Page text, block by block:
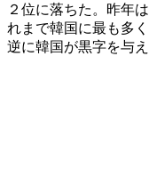
２位に落ちた。昨年
れまで韓国に最も多
逆に韓国が黒字を与